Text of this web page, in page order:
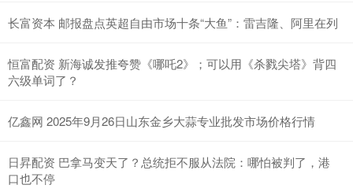
长富资本 邮报盘点英超自由市场十条“大鱼”：雷吉隆、阿里在列
恒富配资 新海诚发推夸赞《哪吒2》；可以用《杀戮尖塔》背四
六级单词了？
亿鑫网 2025年9月26日山东金乡大蒜专业批发市场价格行情
日昇配资 巴拿马变天了？总统拒不服从法院：哪怕被判了，港
口也不停